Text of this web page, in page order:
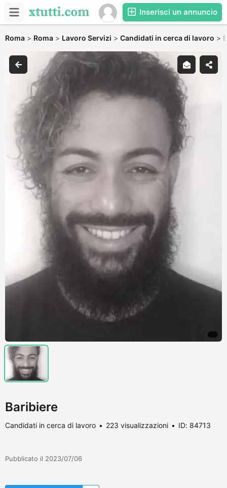
Inserisci un annuncio
Roma > Roma > Lavoro Servizi > Candidati in cerca di lavoro >
Baribiere
Candidati in cerca di lavoro 223 visualizzazioni ID: 84713
Pubblicato il 2023/07/06